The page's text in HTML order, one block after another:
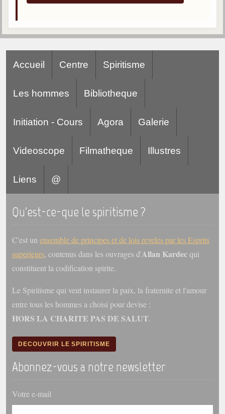
Maximes
Posez-nous des questions
Galerie
Photos et vidéoscope
Galerie photos
Les Illustrés
Liens spirites
France
Accueil Centre Spiritisme
Les hommes Bibliotheque
Initiation - Cours Agora Galerie
Videoscope Filmatheque Illustres
Liens @
Qu'est-ce-que le spiritisme ?
C'est un ensemble de principes et de lois reveles par les Esprits
superieurs, contenus dans les ouvrages d'Allan Kardecqui
constituent la codification spirite.
Le Spiritisme qui veut instaurer la paix, la fraternite et l'amour
entre tous les hommes a choisi pour devise :
HORS LA CHARITE PAS DE SALUT.
DECOUVRIR LE SPIRITISME
Abonnez-vous a notre newsletter
Votre e-mail